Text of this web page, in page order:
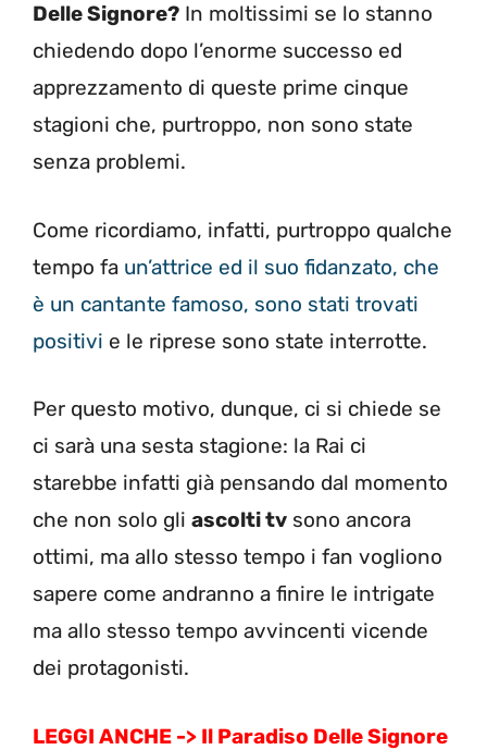
Delle Signore? In moltissimi se lo stanno
chiedendo dopo l’enorme successo ed
apprezzamento di queste prime cinque
stagioni che, purtroppo, non sono state
senza problemi.
Come ricordiamo, infatti, purtroppo qualche
tempo fa un’attrice ed il suo fidanzato, che
è un cantante famoso, sono stati trovati
positivi e le riprese sono state interrotte.
Per questo motivo, dunque, ci si chiede se
ci sarà una sesta stagione: la Rai ci
starebbe infatti già pensando dal momento
che non solo gli ascolti tv sono ancora
ottimi, ma allo stesso tempo i fan vogliono
sapere come andranno a finire le intrigate
ma allo stesso tempo avvincenti vicende
dei protagonisti.
LEGGI ANCHE -> Il Paradiso Delle Signore